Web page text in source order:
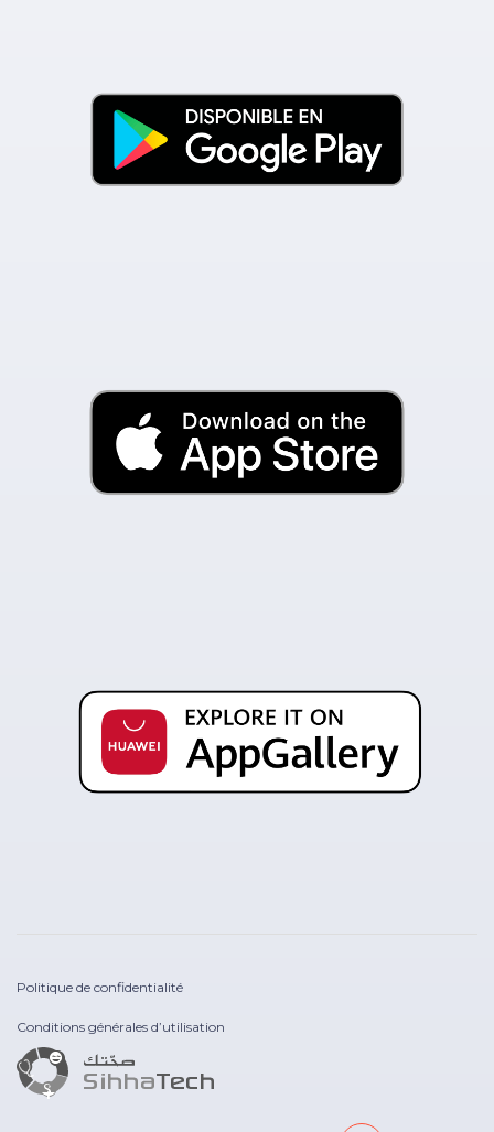
Politique de confidentialité
Conditions générales d’utilisation